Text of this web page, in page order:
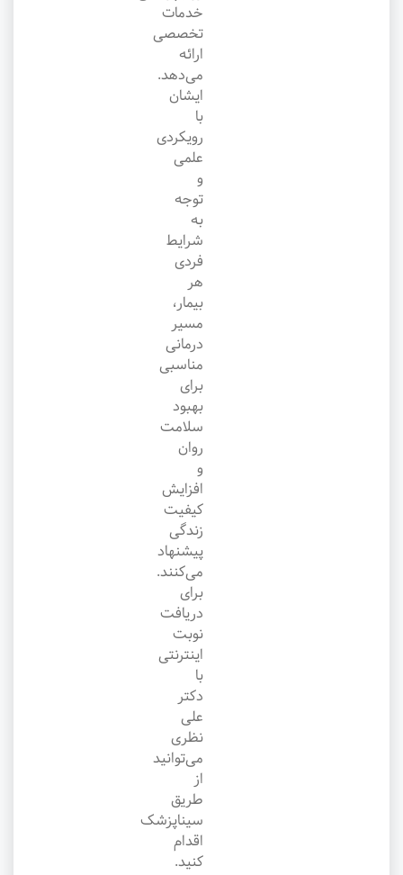
خدمات
تخصصی
ارائه
می‌دهد.
ایشان
با
رویکردی
علمی
و
توجه
به
شرایط
فردی
هر
بیمار،
مسیر
درمانی
مناسبی
برای
بهبود
سلامت
روان
و
افزایش
کیفیت
زندگی
پیشنهاد
می‌کنند.
برای
دریافت
نوبت
اینترنتی
با
دکتر
علی
نظری
می‌توانید
از
طریق
سیناپزشک
اقدام
کنید.